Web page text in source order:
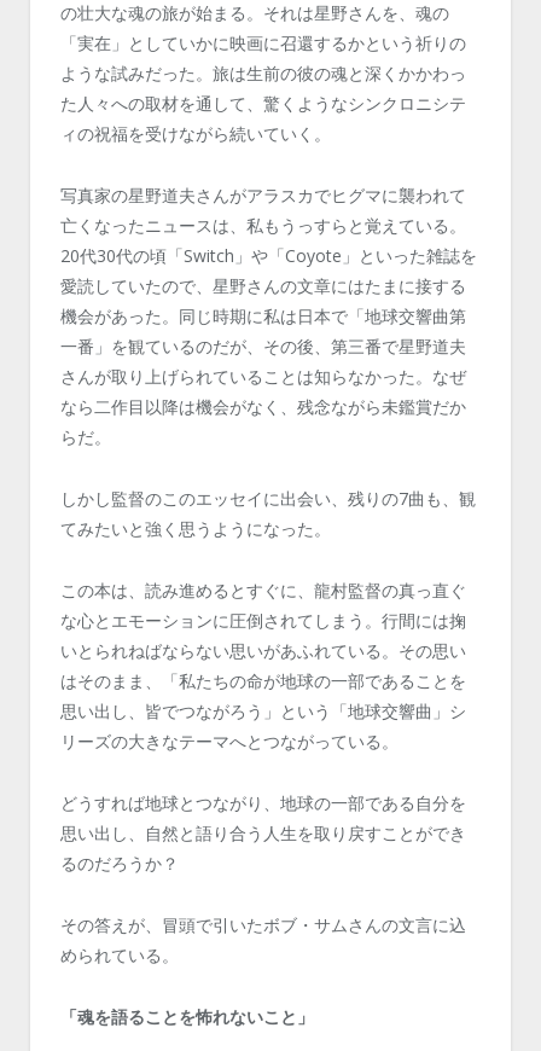
の壮大な魂の旅が始まる。それは星野さんを、魂の
「実在」としていかに映画に召還するかという祈りの
ような試みだった。旅は生前の彼の魂と深くかかわっ
た人々への取材を通して、驚くようなシンクロニシテ
ィの祝福を受けながら続いていく。
写真家の星野道夫さんがアラスカでヒグマに襲われて
亡くなったニュースは、私もうっすらと覚えている。
20代30代の頃「Switch」や「Coyote」といった雑誌を
愛読していたので、星野さんの文章にはたまに接する
機会があった。同じ時期に私は日本で「地球交響曲第
一番」を観ているのだが、その後、第三番で星野道夫
さんが取り上げられていることは知らなかった。なぜ
なら二作目以降は機会がなく、残念ながら未鑑賞だか
らだ。
しかし監督のこのエッセイに出会い、残りの7曲も、観
てみたいと強く思うようになった。
この本は、読み進めるとすぐに、龍村監督の真っ直ぐ
な心とエモーションに圧倒されてしまう。行間には掬
いとられねばならない思いがあふれている。その思い
はそのまま、「私たちの命が地球の一部であることを
思い出し、皆でつながろう」という「地球交響曲」シ
リーズの大きなテーマへとつながっている。
どうすれば地球とつながり、地球の一部である自分を
思い出し、自然と語り合う人生を取り戻すことができ
るのだろうか？
その答えが、冒頭で引いたボブ・サムさんの文言に込
められている。
「魂を語ることを怖れないこと」